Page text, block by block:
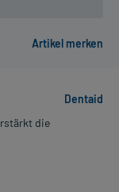
Dentaid
die